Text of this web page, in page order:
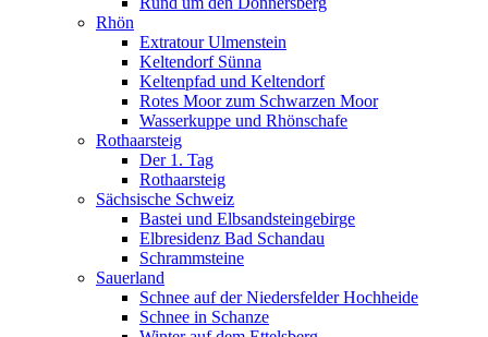
Rhön
Extratour Ulmenstein
Keltendorf Sünna
Keltenpfad und Keltendorf
Rotes Moor zum Schwarzen Moor
Wasserkuppe und Rhönschafe
Rothaarsteig
Der 1. Tag
Rothaarsteig
Sächsische Schweiz
Bastei und Elbsandsteingebirge
Elbresidenz Bad Schandau
Schrammsteine
Sauerland
Schnee auf der Niedersfelder Hochheide
Schnee in Schanze